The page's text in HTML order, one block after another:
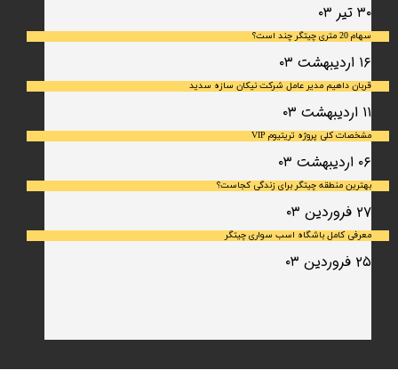
۳۰ تیر ۰۳
سهام 20 متری چیتگر چند است؟
۱۶ اردیبهشت ۰۳
قربان داهیم مدیر عامل شرکت نیکان سازه سدید
۱۱ اردیبهشت ۰۳
مشخصات کلی پروژه تریتیوم VIP
۰۶ اردیبهشت ۰۳
بهترین منطقه چیتگر برای زندگی کجاست؟
۲۷ فروردین ۰۳
معرفی کامل باشگاه اسب سواری چیتگر
۲۵ فروردین ۰۳